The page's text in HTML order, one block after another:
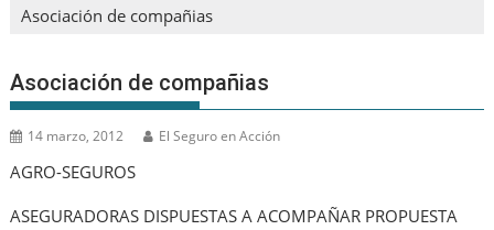
Asociación de compañias
Asociación de compañias
14 marzo, 2012 El Seguro en Acción
AGRO-SEGUROS
ASEGURADORAS DISPUESTAS A ACOMPAÑAR PROPUESTA